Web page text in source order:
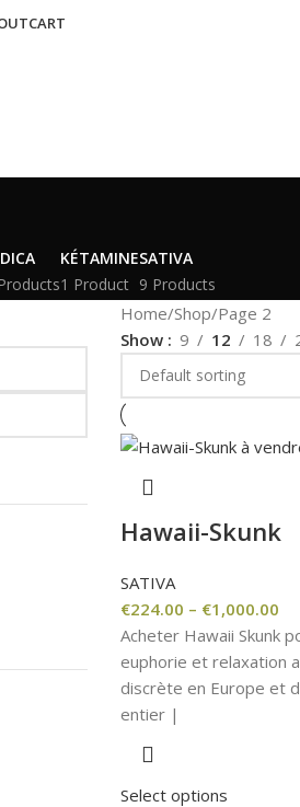
CART
KÉTAMINE
1 Product
SATIVA
9 Products
Home Shop Page 2
Show
9 12 18
Hawaii-Skunk
SATIVA
€224.00 – €1,000.00
Acheter Hawaii Skunk
euphorie et relaxation
discrète en Europe et
entier |
Select options